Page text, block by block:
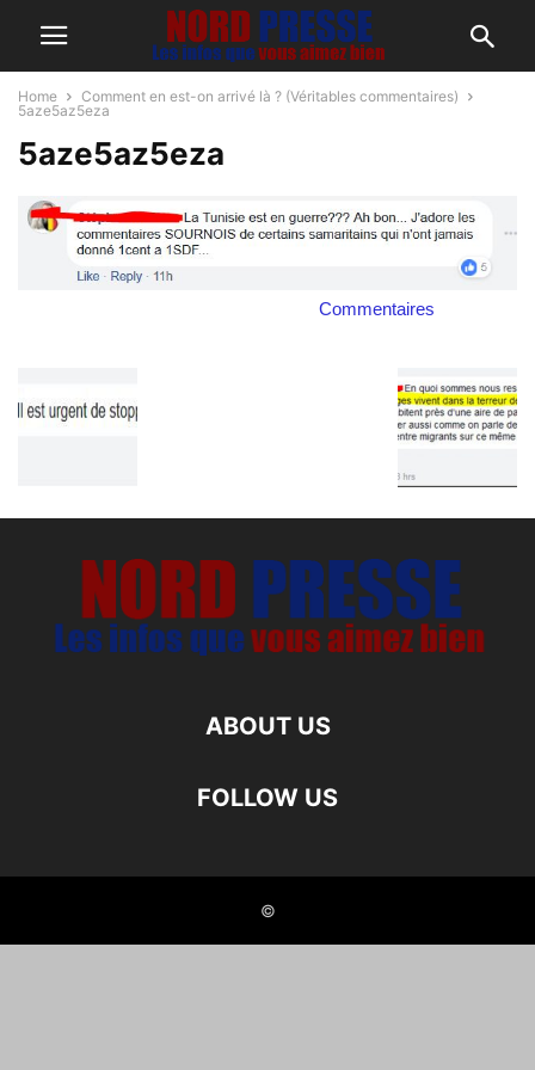
Home
Comment en est-on arrivé là ? (Véritables commentaires)
5aze5az5eza
5aze5az5eza
Commentaires
ABOUT US
FOLLOW US
©